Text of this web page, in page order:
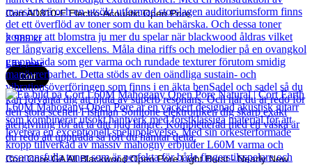
Cort AD810-E Electro-Acoustic Open Pore
2 989kr
Läs mer
Cort
Cort Core GA All Blackwood Open Pore Light Burst - Nearly New